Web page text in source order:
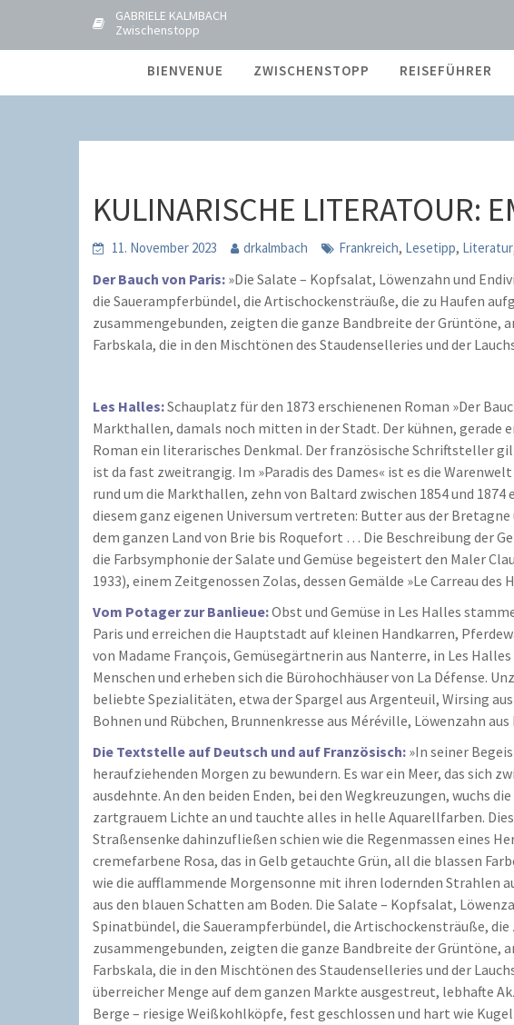
i
t
GABRIELE KALMBACH
Zwischenstopp
BIENVENUE ZWISCHENSTOPP REISEFÜHRER
Blog
Home UMGEBLÄTTERT KULINARISCHE LITERATOUR:
KULINARISCHE LITERATOUR:
11. November 2023 drkalmbach Frankreich, Lesetipp, Literatur
Der Bauch von Paris: »Die Salate – Kopfsalat, Löwenzahn und
die Sauerampferbündel, die Artischockensträuße, die zu Haufen
zusammengebunden, zeigten die ganze Bandbreite der
Farbskala, die in den Mischtönen des Staudenselleries und der
Les Halles:Schauplatz für den 1873 erschienenen Roman »Der
Markthallen, damals noch mitten in der Stadt. Der kühnen,
Roman ein literarisches Denkmal. Der französische Schriftsteller
ist da fast zweitrangig. Im »Paradis des Dames« ist es die
rund um die Markthallen, zehn von Baltard zwischen 1854 und
diesem ganz eigenen Universum vertreten: Butter aus der
dem ganzen Land von Brie bis Roquefort … Die Beschreibung der
die Farbsymphonie der Salate und Gemüse begeistert den Maler
1933), einem Zeitgenossen Zolas, dessen Gemälde »Le Carreau
Vom Potager zur Banlieue:Obst und Gemüse in Les Halles
Paris und erreichen die Hauptstadt auf kleinen Handkarren,
von Madame François, Gemüsegärtnerin aus Nanterre, in Les
Menschen und erheben sich die Bürohochhäuser von La Défense.
beliebte Spezialitäten, etwa der Spargel aus Argenteuil, Wirsing
Bohnen und Rübchen, Brunnenkresse aus Méréville, Löwenzahn
Die Textstelle auf Deutsch und auf Französisch: »In seiner
heraufziehenden Morgen zu bewundern. Es war ein Meer, das sich
ausdehnte. An den beiden Enden, bei den Wegkreuzungen, wuchs
zartgrauem Lichte an und tauchte alles in helle Aquarellfarben.
Straßensenke dahinzufließen schien wie die Regenmassen eines
cremefarbene Rosa, das in Gelb getauchte Grün, all die blassen
wie die aufflammende Morgensonne mit ihren lodernden Strahlen
aus den blauen Schatten am Boden. Die Salate – Kopfsalat,
Spinatbündel, die Sauerampferbündel, die Artischockensträuße,
zusammengebunden, zeigten die ganze Bandbreite der
Farbskala, die in den Mischtönen des Staudenselleries und der
überreicher Menge auf dem ganzen Markte ausgestreut, lebhafte
Berge – riesige Weißkohlköpfe, fest geschlossen und hart wie